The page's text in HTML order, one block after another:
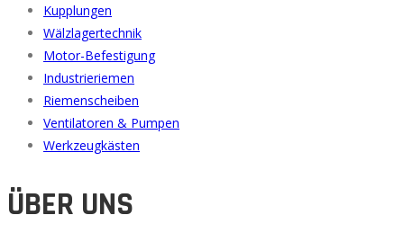
Kupplungen
Wälzlagertechnik
Motor-Befestigung
Industrieriemen
Riemenscheiben
Ventilatoren & Pumpen
Werkzeugkästen
ÜBER UNS